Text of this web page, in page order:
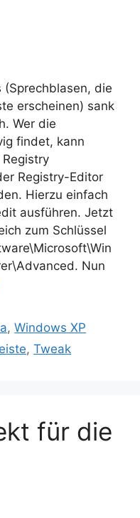
(Sprechblasen, die
erscheinen) sank
Wer die
findet, kann
Registry-Editor
Hierzu einfach
ausführen. Jetzt
zum Schlüssel
Nun
,Windows XP
,Tweak
für die